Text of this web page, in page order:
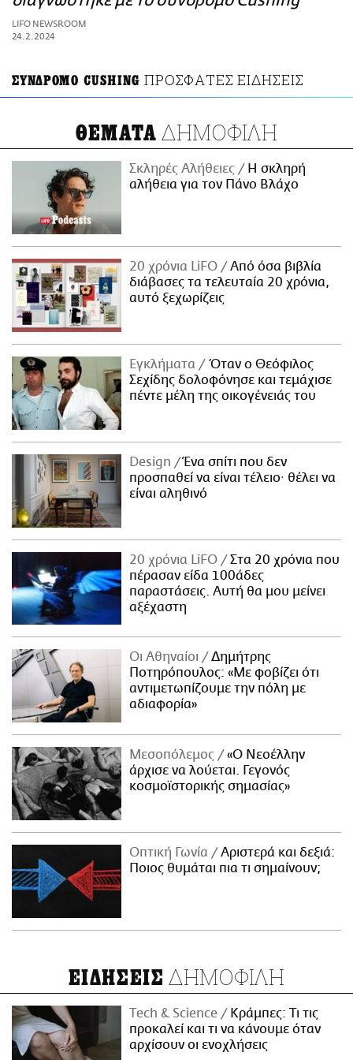
ΑΜΠΑ
PRINT
LIFO NEWSROOM
24.2.2024
ΣΥΝΔΡΟΜΟ CUSHING ΠΡΟΣΦΑΤΕΣ ΕΙΔΗΣΕΙΣ
ΘΕΜΑΤΑ ΔΗΜΟΦΙΛΗ
Σκληρές Αλήθειες
H σκληρή
αλήθεια για τον Πάνο Βλάχο
20 χρόνια LiFO
Από όσα βιβλία
διάβασες τα τελευταία 20 χρόνια,
αυτό ξεχωρίζεις
Εγκλήματα
Όταν ο Θεόφιλος
Σεχίδης δολοφόνησε και τεμάχισε
πέντε μέλη της οικογένειάς του
Design
Ένα σπίτι που δεν
προσπαθεί να είναι τέλειο· θέλει να
είναι αληθινό
20 χρόνια LiFO
Στα 20 χρόνια που
πέρασαν είδα 100άδες
παραστάσεις. Αυτή θα μου μείνει
αξέχαστη
Οι Αθηναίοι
Δημήτρης
Ποτηρόπουλος: «Με φοβίζει ότι
αντιμετωπίζουμε την πόλη με
αδιαφορία»
Μεσοπόλεμος
«Ο Νεοέλλην
άρχισε να λούεται. Γεγονός
κοσμοϊστορικής σημασίας»
Οπτική Γωνία
Αριστερά και δεξιά:
Ποιος θυμάται πια τι σημαίνουν;
ΕΙΔΗΣΕΙΣ ΔΗΜΟΦΙΛΗ
Τech & Science
Κράμπες: Τι τις
προκαλεί και τι να κάνουμε όταν
αρχίσουν οι ενοχλήσεις